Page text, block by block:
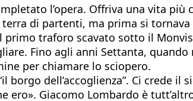
l’opera. Offriva una vita più
di partenti, ma prima si
primo traforo scavato sotto il
Fino agli anni Settanta,
per chiamare lo sciopero.
dell’accoglienza”. Ci crede il
Giacomo Lombardo è